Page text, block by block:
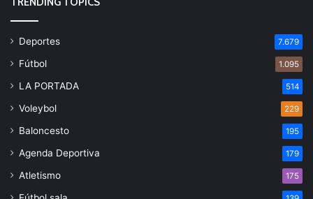
Deportes 7.679
Fútbol 1.095
LA PORTADA 514
Voleybol 229
Baloncesto 195
Agenda Deportiva 179
Atletismo 175